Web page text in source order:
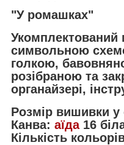
"У ромашках"
символьною
голкою,
розібраною та
органайзері,
Розмір вишивки у
Канва: аїда16
Кількість